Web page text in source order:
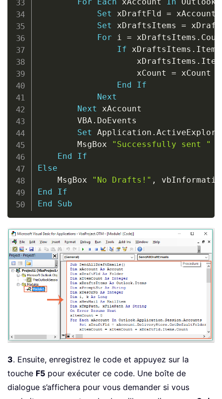
Set xDraftFld = xAccount
Set xDraftsItems =
For i = xDraftsItems .
If xDraftsItems . Item
                    xDraftsItems
. Item
                    xCount
= xCount
End
If
Next
Next xAccount
        VBA
. DoEvents
Set Application .
        MsgBox
"Successfully sent "
End
If
Else
    MsgBox
"No Drafts!" ,
End
If
End
Sub
3. Ensuite, enregistrez le code et appuyez sur la
touche F5 pour exécuter ce code. Une boîte de
dialogue s’affichera pour vous demander si vous